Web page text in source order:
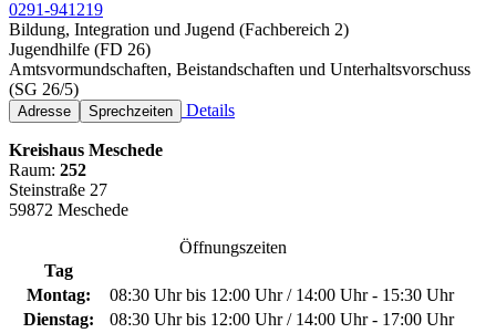
0291-941219
Bildung, Integration und Jugend (Fachbereich 2)
Jugendhilfe (FD 26)
Amtsvormundschaften, Beistandschaften und Unterhaltsvorschuss
(SG 26/5)
Adresse Sprechzeiten Details
Kreishaus Meschede
Raum: 252
Steinstraße 27
59872 Meschede
Öffnungszeiten
Tag
Montag:
08:30 Uhr bis 12:00 Uhr / 14:00 Uhr - 15:30 Uhr
Dienstag:
08:30 Uhr bis 12:00 Uhr / 14:00 Uhr - 17:00 Uhr